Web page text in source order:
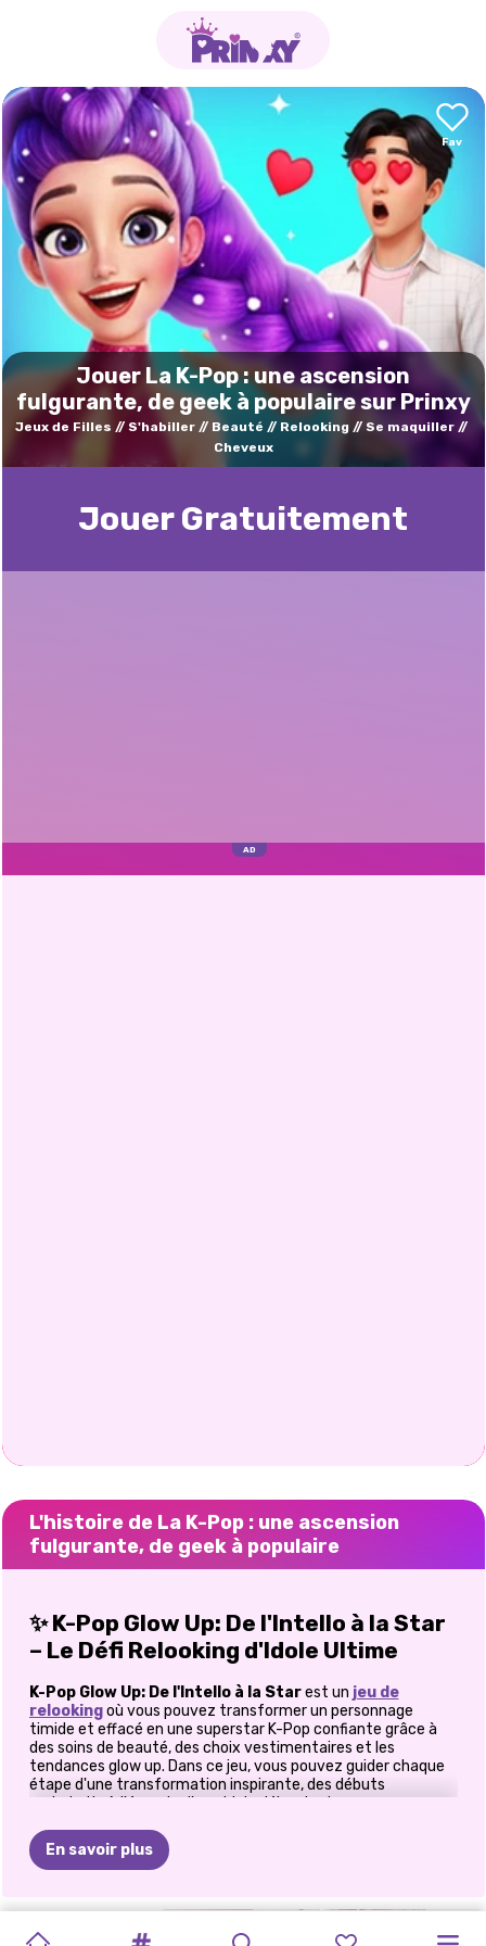
Jouer La K-Pop : une ascension
fulgurante, de geek à populaire sur Prinxy
Jeux de Filles S'habiller Beauté Relooking
Se maquiller
Cheveux
Jouer Gratuitement
L'histoire de La K-Pop : une ascension
fulgurante, de geek à populaire
✨ K-Pop Glow Up: De l'Intello à la Star
– Le Défi Relooking d'Idole Ultime
K-Pop Glow Up: De l'Intello à la Starest un jeu de
relookingoù vous pouvez transformer un personnage
timide et effacé en une superstar K-Pop confiante grâce à
des soins de beauté, des choix vestimentaires et les
tendances glow up. Dans ce jeu, vous pouvez guider chaque
étape d'une transformation inspirante, des débuts
maladroits à l'énergie d'une idole débordante.
🌱 Commencez en douceur: la
transformation commence
Vous commencez par des soins de base pour la peau et le
visage, qui posent les fondements d'une transformation
En savoir plus
ROUTINE
RELOOKING
RELOOKING VILLAIN DÉFORMATION